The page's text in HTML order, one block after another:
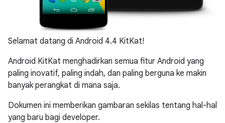
Selamat datang di Android 4.4 KitKat!
Android KitKat menghadirkan semua fitur Android yang
paling inovatif, paling indah, dan paling berguna ke makin
banyak perangkat di mana saja.
Dokumen ini memberikan gambaran sekilas tentang hal-hal
yang baru bagi developer.